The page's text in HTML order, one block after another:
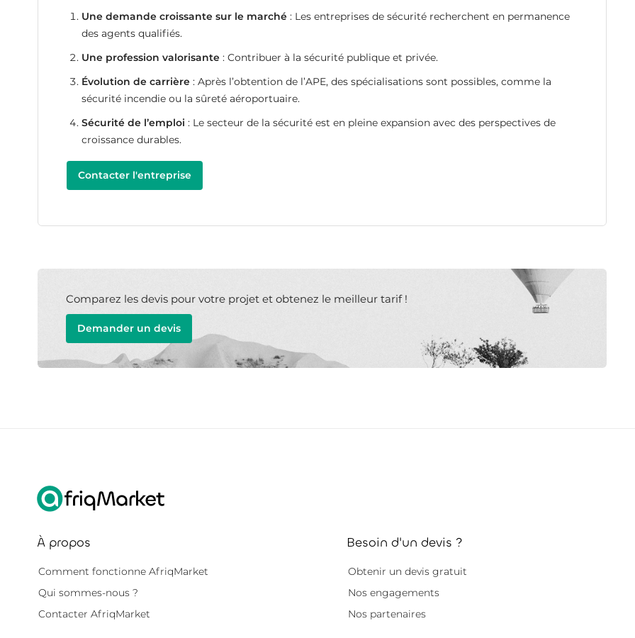
Une demande croissante sur le marché: Les entreprises de sécurité recherchent en permanence
des agents qualifiés.
Une profession valorisante: Contribuer à la sécurité publique et privée.
Évolution de carrière: Après l’obtention de l’APE, des spécialisations sont possibles, comme la
sécurité incendie ou la sûreté aéroportuaire.
Sécurité de l’emploi : Le secteur de la sécurité est en pleine expansion avec des perspectives de
croissance durables.
Contacter l'entreprise
Comparez les devis pour votre projet et obtenez le meilleur tarif !
Demander un devis
À propos
Comment fonctionne AfriqMarket
Qui sommes-nous ?
Contacter AfriqMarket
Besoin d'un devis ?
Obtenir un devis gratuit
Nos engagements
Nos partenaires